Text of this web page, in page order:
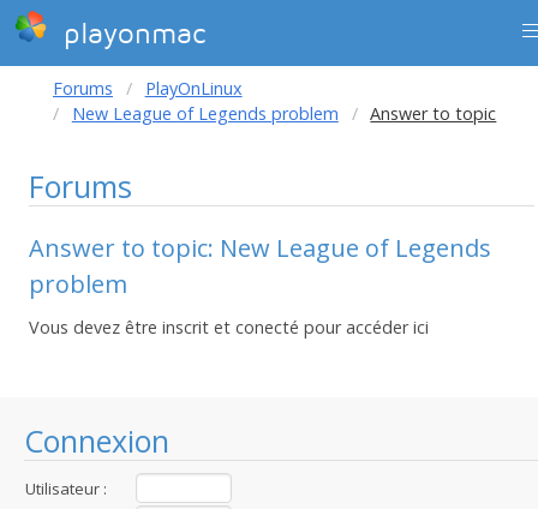
playonmac
Connexion
Utilisateur :
Forums
PlayOnLinux
New League of Legends problem
Answer to topic
Forums
Answer to topic: New League of Legends
problem
Vous devez être inscrit et conecté pour accéder ici